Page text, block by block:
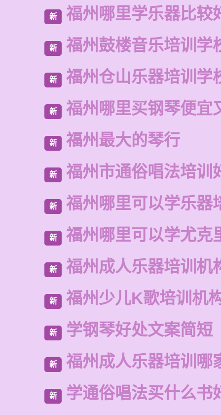
新 福州哪里学乐器比较
新 福州鼓楼音乐培训学
新 福州仓山乐器培训学
新 福州哪里买钢琴便宜
新 福州最大的琴行
新 福州市通俗唱法培训
新 福州哪里可以学乐器
新 福州哪里可以学尤克
新 福州成人乐器培训机
新 福州少儿K歌培训机
新 学钢琴好处文案简短
新 福州成人乐器培训哪
新 学通俗唱法买什么书